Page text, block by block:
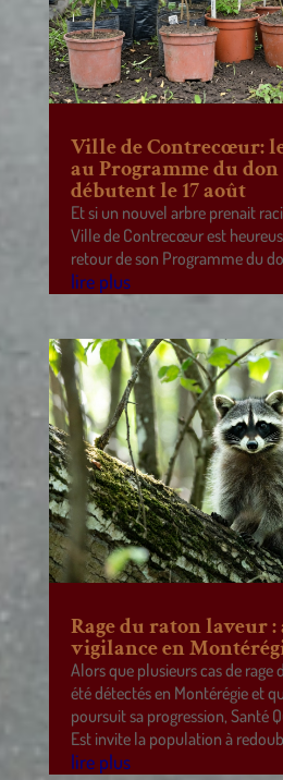
Ville de Contrecœur:
au Programme du don
débutent le 17 août
Et si un nouvel arbre prenait
Ville de Contrecœur est
retour de son Programme du
lire plus
Rage du raton laveur :
vigilance en
Alors que plusieurs cas de
été détectés en Montérégie et
poursuit sa progression, Santé
Est invite la population à
lire plus